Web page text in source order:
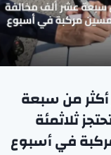
أكثر من سبعة
ثلاثمئة
في أسبوع